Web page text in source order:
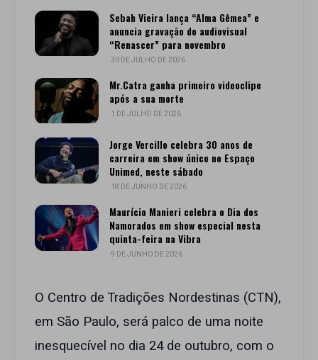
Sebah Vieira lança “Alma Gêmea” e
anuncia gravação do audiovisual
“Renascer” para novembro
30 DE JULHO DE 2026
Mr.Catra ganha primeiro videoclipe
após a sua morte
1 DE JULHO DE 2026
Jorge Vercillo celebra 30 anos de
carreira em show único no Espaço
Unimed, neste sábado
18 DE JUNHO DE 2026
Maurício Manieri celebra o Dia dos
Namorados em show especial nesta
quinta-feira na Vibra
9 DE JUNHO DE 2026
O Centro de Tradições Nordestinas (CTN),
em São Paulo, será palco de uma noite
inesquecível no dia 24 de outubro, com o